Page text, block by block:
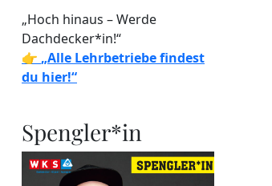
„Hoch hinaus – Werde
Dachdecker*in!“
👉 „Alle Lehrbetriebe findest
du hier!“
Spengler*in